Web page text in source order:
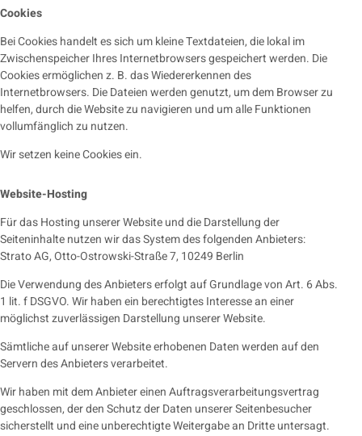
Cookies
Bei Cookies handelt es sich um kleine Textdateien, die lokal im
Zwischenspeicher Ihres Internetbrowsers gespeichert werden. Die
Cookies ermöglichen z. B. das Wiedererkennen des
Internetbrowsers. Die Dateien werden genutzt, um dem Browser zu
helfen, durch die Website zu navigieren und um alle Funktionen
vollumfänglich zu nutzen.
Wir setzen keine Cookies ein.
Website-Hosting
Für das Hosting unserer Website und die Darstellung der
Seiteninhalte nutzen wir das System des folgenden Anbieters:
Strato AG, Otto-Ostrowski-Straße 7, 10249 Berlin
Die Verwendung des Anbieters erfolgt auf Grundlage von Art. 6 Abs.
1 lit. f DSGVO. Wir haben ein berechtigtes Interesse an einer
möglichst zuverlässigen Darstellung unserer Website.
Sämtliche auf unserer Website erhobenen Daten werden auf den
Servern des Anbieters verarbeitet.
Wir haben mit dem Anbieter einen Auftragsverarbeitungsvertrag
geschlossen, der den Schutz der Daten unserer Seitenbesucher
sicherstellt und eine unberechtigte Weitergabe an Dritte untersagt.